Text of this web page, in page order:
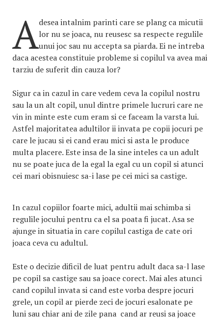
Adesea intalnim parinti care se plang ca micutii
lor nu se joaca, nu reusesc sa respecte regulile
unui joc sau nu accepta sa piarda. Ei ne intreba
daca acestea constituie probleme si copilul va avea mai
tarziu de suferit din cauza lor?
Sigur ca in cazul in care vedem ceva la copilul nostru
sau la un alt copil, unul dintre primele lucruri care ne
vin in minte este cum eram si ce faceam la varsta lui.
Astfel majoritatea adultilor ii invata pe copii jocuri pe
care le jucau si ei cand erau mici si asta le produce
multa placere. Este insa de la sine inteles ca un adult
nu se poate juca de la egal la egal cu un copil si atunci
cei mari obisnuiesc sa-i lase pe cei mici sa castige.
In cazul copiilor foarte mici, adultii mai schimba si
regulile jocului pentru ca el sa poata fi jucat. Asa se
ajunge in situatia in care copilul castiga de cate ori
joaca ceva cu adultul.
Este o decizie dificil de luat pentru adult daca sa-l lase
pe copil sa castige sau sa joace corect. Mai ales atunci
cand copilul invata si cand este vorba despre jocuri
grele, un copil ar pierde zeci de jocuri esalonate pe
luni sau chiar ani de zile pana cand ar reusi sa joace